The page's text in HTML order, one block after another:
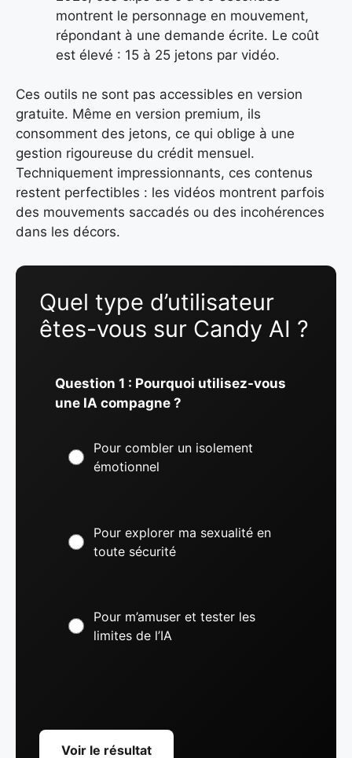
montrent le personnage en mouvement,
répondant à une demande écrite. Le coût
est élevé : 15 à 25 jetons par vidéo.
Ces outils ne sont pas accessibles en version
gratuite. Même en version premium, ils
consomment des jetons, ce qui oblige à une
gestion rigoureuse du crédit mensuel.
Techniquement impressionnants, ces contenus
restent perfectibles : les vidéos montrent parfois
des mouvements saccadés ou des incohérences
dans les décors.
Quel type d’utilisateur
êtes-vous sur Candy AI ?
Question 1 : Pourquoi utilisez-vous
une IA compagne ?
Pour combler un isolement
émotionnel
Pour explorer ma sexualité en
toute sécurité
Pour m’amuser et tester les
limites de l’IA
Voir le résultat